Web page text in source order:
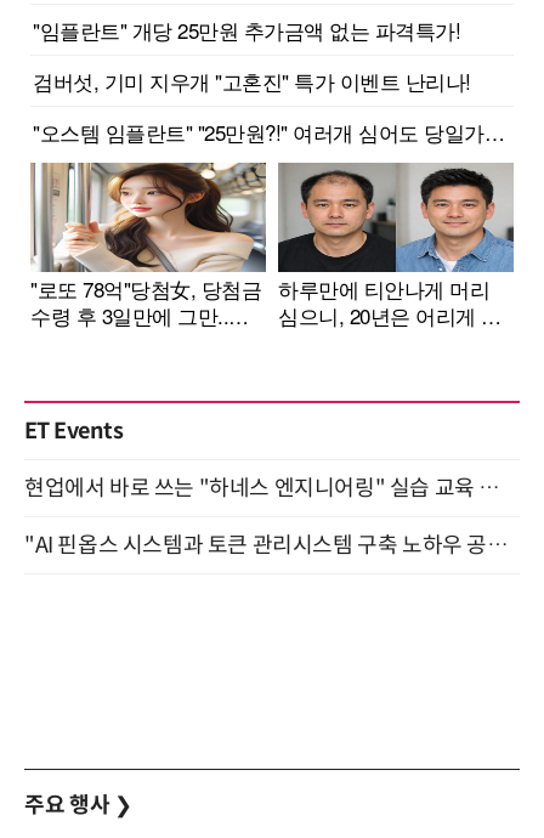
ET Events
현업에서 바로 쓰는 "하네스 엔지니어링" 실습 교육 워크숍 8월 20일 개최
"AI 핀옵스 시스템과 토큰 관리시스템 구축 노하우 공개" 잠실 한국광고문화회관 2층 대회의실 (8/21)
주요 행사 ❯